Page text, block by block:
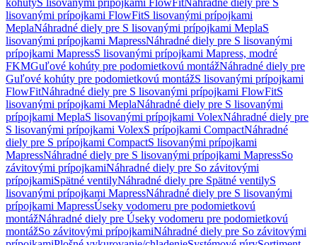
kohútyS lisovanými prípojkami FlowFitNáhradné diely pre S
lisovanými prípojkami FlowFitS lisovanými prípojkami
MeplaNáhradné diely pre S lisovanými prípojkami MeplaS
lisovanými prípojkami MapressNáhradné diely pre S lisovanými
prípojkami MapressS lisovanými prípojkami Mapress, modré
FKMGuľové kohúty pre podomietkovú montážNáhradné diely pre
Guľové kohúty pre podomietkovú montážS lisovanými prípojkami
FlowFitNáhradné diely pre S lisovanými prípojkami FlowFitS
lisovanými prípojkami MeplaNáhradné diely pre S lisovanými
prípojkami MeplaS lisovanými prípojkami VolexNáhradné diely pre
S lisovanými prípojkami VolexS prípojkami CompactNáhradné
diely pre S prípojkami CompactS lisovanými prípojkami
MapressNáhradné diely pre S lisovanými prípojkami MapressSo
závitovými prípojkamiNáhradné diely pre So závitovými
prípojkamiSpätné ventilyNáhradné diely pre Spätné ventilyS
lisovanými prípojkami MapressNáhradné diely pre S lisovanými
prípojkami MapressÚseky vodomeru pre podomietkovú
montážNáhradné diely pre Úseky vodomeru pre podomietkovú
montážSo závitovými prípojkamiNáhradné diely pre So závitovými